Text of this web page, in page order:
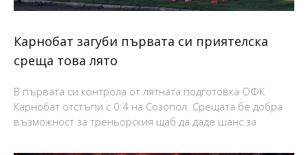
Карнобат загуби първата си приятелска
среща това лято
В първата си контрола от лятната подготовка ОФК
Карнобат отстъпи с 0:4 на Созопол. Срещата бе добра
възможност за треньорския щаб да даде шанс за